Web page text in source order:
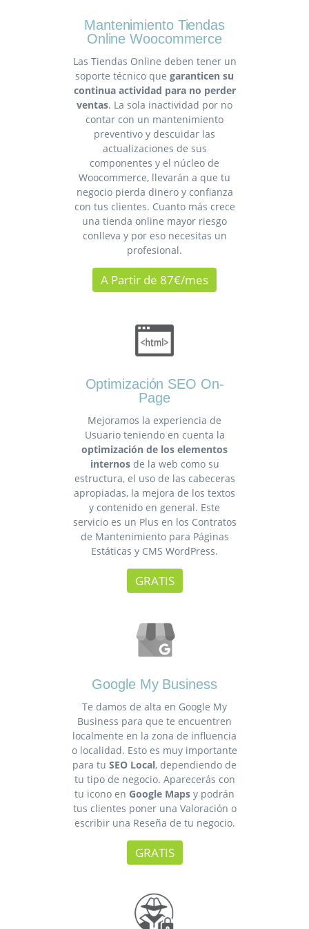
Mantenimiento Tiendas
Online Woocommerce
Las Tiendas Online deben tener un
soporte técnico que garanticen su
continua actividad para no perder
ventas. La sola inactividad por no
contar con un mantenimiento
preventivo y descuidar las
actualizaciones de sus
componentes y el núcleo de
Woocommerce, llevarán a que tu
negocio pierda dinero y confianza
con tus clientes. Cuanto más crece
una tienda online mayor riesgo
conlleva y por eso necesitas un
profesional.
A Partir de 87€/mes
Optimización SEO On-
Page
Mejoramos la experiencia de
Usuario teniendo en cuenta la
optimización de los elementos
internosde la web como su
estructura, el uso de las cabeceras
apropiadas, la mejora de los textos
y contenido en general. Este
servicio es un Plus en los Contratos
de Mantenimiento para Páginas
Estáticas y CMS WordPress.
GRATIS
Google My Business
Te damos de alta en Google My
Business para que te encuentren
localmente en la zona de influencia
o localidad. Esto es muy importante
para tu SEO Local, dependiendo de
tu tipo de negocio. Aparecerás con
tu icono en Google Maps y podrán
tus clientes poner una Valoración o
escribir una Reseña de tu negocio.
GRATIS